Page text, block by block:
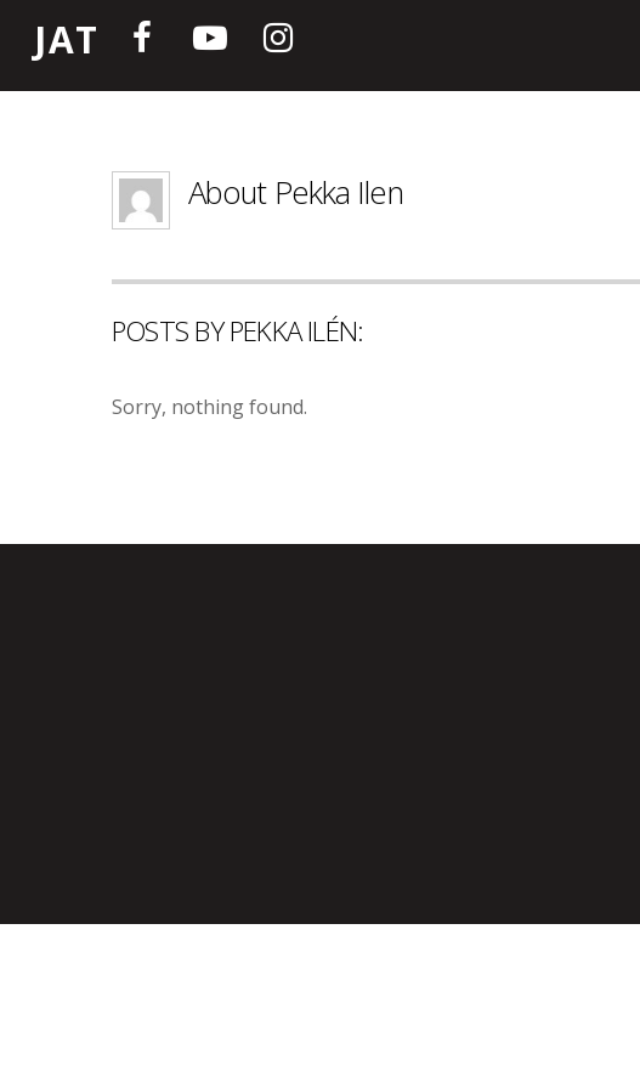
JAT
About Pekka Ilen
POSTS BY PEKKA ILÉN:
Sorry, nothing found.